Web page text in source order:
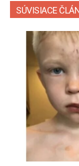
SÚVISIACE